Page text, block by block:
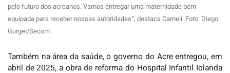
pelo futuro dos acreanos. Vamos entregar uma maternidade bem
equipada para receber nossas autoridades”, destaca Camelí. Foto: Diego
Gurgel/Secom
Também na área da saúde, o governo do Acre entregou, em
abril de 2025, a obra de reforma do Hospital Infantil Iolanda